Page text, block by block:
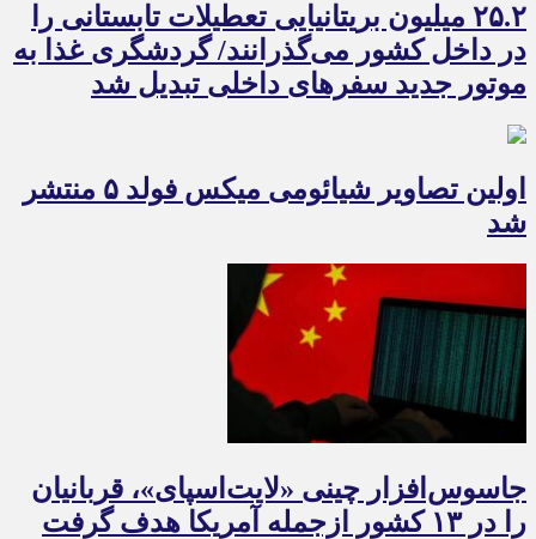
۲۵.۲ میلیون بریتانیایی تعطیلات تابستانی را
در داخل کشور می‌گذرانند/ گردشگری غذا به
موتور جدید سفرهای داخلی تبدیل شد
اولین تصاویر شیائومی میکس فولد ۵ منتشر
شد
جاسوس‌افزار چینی «لایت‌اسپای»، قربانیان
را در ۱۳ کشور ازجمله آمریکا هدف گرفت